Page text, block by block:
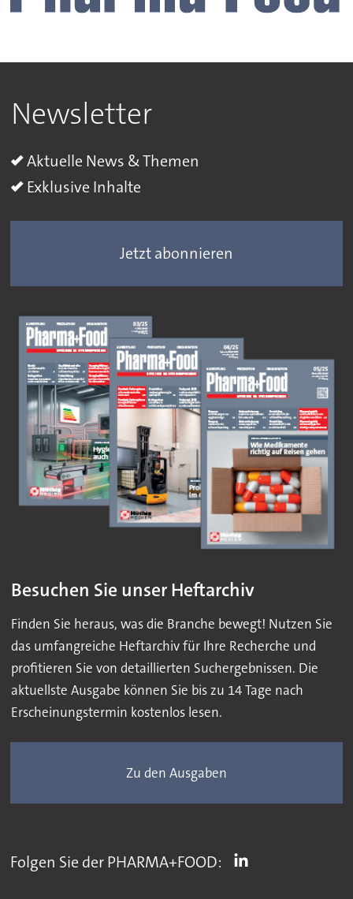
Newsletter
Aktuelle News & Themen
Exklusive Inhalte
Jetzt abonnieren
Besuchen Sie unser Heftarchiv
Finden Sie heraus, was die Branche bewegt! Nutzen Sie
das umfangreiche Heftarchiv für Ihre Recherche und
profitieren Sie von detaillierten Suchergebnissen. Die
aktuellste Ausgabe können Sie bis zu 14 Tage nach
Erscheinungstermin kostenlos lesen.
Zu den Ausgaben
Folgen Sie der PHARMA+FOOD: